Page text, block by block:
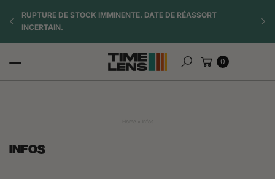
naar
inhoud
RUPTURE DE STOCK IMMINENTE. DATE DE RÉASSORT
INCERTAIN.
Zoeken
Winkelwagen
0
Home Infos
INFOS